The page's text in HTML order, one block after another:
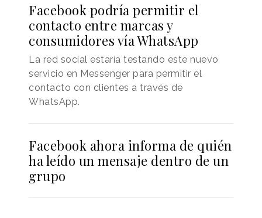
Facebook podría permitir el
contacto entre marcas y
consumidores vía WhatsApp
La red social estaría testando este nuevo
servicio en Messenger para permitir el
contacto con clientes a través de
WhatsApp.
Facebook ahora informa de quién
ha leído un mensaje dentro de un
grupo